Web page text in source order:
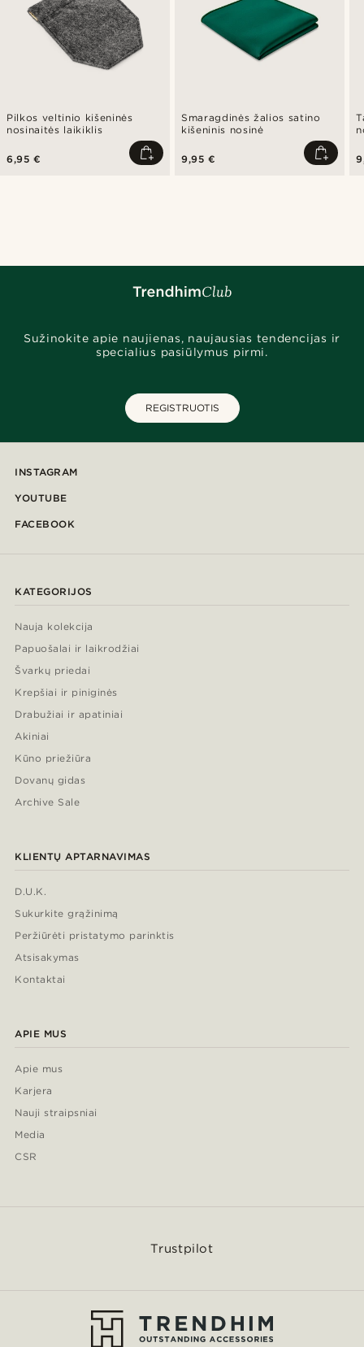
Pilkos veltinio kišeninės
nosinaitės laikiklis
6,95 €
Smaragdinės žalios satino
kišeninis nosinė
9,95 €
Sužinokite apie naujienas, naujausias tendencijas ir
specialius pasiūlymus pirmi.
REGISTRUOTIS
INSTAGRAM
YOUTUBE
FACEBOOK
KATEGORIJOS
Nauja kolekcija
Papuošalai ir laikrodžiai
Švarkų priedai
Krepšiai ir piniginės
Drabužiai ir apatiniai
Akiniai
Kūno priežiūra
Dovanų gidas
Archive Sale
KLIENTŲ APTARNAVIMAS
D.U.K.
Sukurkite grąžinimą
Peržiūrėti pristatymo parinktis
Atsisakymas
Kontaktai
APIE MUS
Apie mus
Karjera
Nauji straipsniai
Media
CSR
Trustpilot